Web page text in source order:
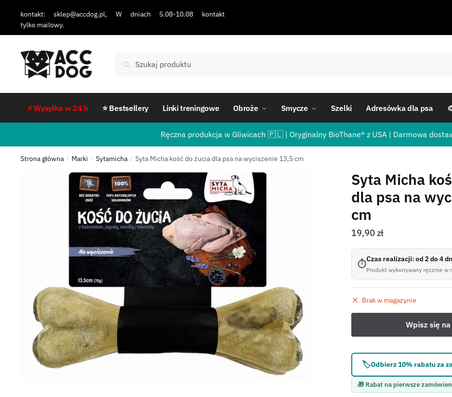
kontakt: sklep@accdog.pl, W dniach 5.08-10.08 kontakt
tylko mailowy.
Szukaj
⚡ Wysyłka w 24 h ⭐ Bestsellery Linki treningowe Obroże Smycze Szelki Adresówka dla psa
Ręczna produkcja w Gliwicach 🇵🇱 | Oryginalny BioThane® z USA | Darmowa
Strona główna / Marki / Sytamicha / Syta Micha kość do żucia dla psa na wyciszenie 13,5 cm
Syta Micha
dla psa na
cm
19,90zł
⏱Czas realizacji: od 2 do 4
Produkt wykonywany ręcznie w
Brak w magazynie
🏷️Odbierz 10% rabatu za
🎁 Rabat na pierwsze